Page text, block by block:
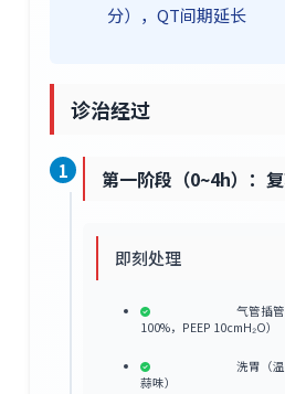
分），QT间期延长
诊治经过
1 第一阶段（0~4h）：
即刻处理
气管插管+呼吸
100%，PEEP 10cmH₂O）
洗胃（温清水
蒜味）